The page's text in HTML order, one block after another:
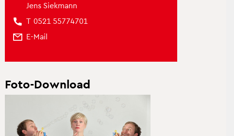
Jens Siek­mann
T 0521 55774701
E-Mail
Foto-Down­load